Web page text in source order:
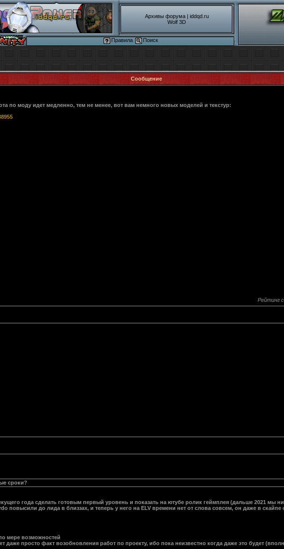
Архивы форума| iddqd.ru
Wolf 3D
Правила Поиск
Сообщение
по моду идет медленно, тем не менее, вот вам немного новых моделей и текстур:
Рейтинг
сроки?
года сделать готовым первый уровень и показать на ютубе ролик геймплея (дальше 2021 мы
повысили до лида в близзах, и теперь у него на ELV времени нет от слова совсем, он даже в скайпе
мере возможностей
даже просто факт возобновления работ по проекту, ибо пока неизвестно когда даже это будет